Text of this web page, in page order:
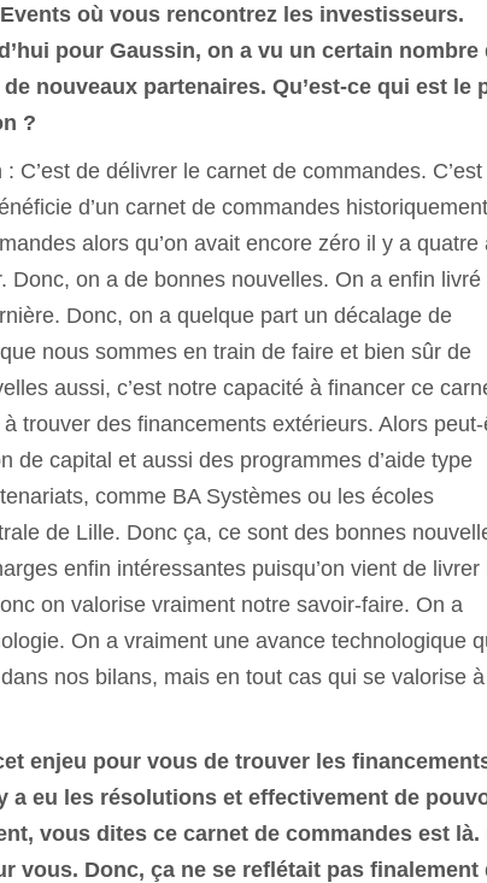
où vous rencontrez les investisseurs.
pour Gaussin, on a vu un certain nombre
nouveaux partenaires. Qu’est-ce qui est le
?
de délivrer le carnet de commandes.
d’un carnet de commandes historiquement
alors qu’on avait encore zéro il y a quatre
Donc, on a de bonnes nouvelles. On a enfin livré
Donc, on a quelque part un décalage de
nous sommes en train de faire et bien sûr de
aussi, c’est notre capacité à financer ce
trouver des financements extérieurs. Alors
de capital et aussi des programmes d’aide type
comme BA Systèmes ou les écoles
de Lille. Donc ça, ce sont des bonnes
enfin intéressantes puisqu’on vient de livrer
on valorise vraiment notre savoir-faire. On a
On a vraiment une avance technologique
nos bilans, mais en tout cas qui se valorise à
enjeu pour vous de trouver les
a eu les résolutions et effectivement de
vous dites ce carnet de commandes est là.
vous. Donc, ça ne se reflétait pas finalement